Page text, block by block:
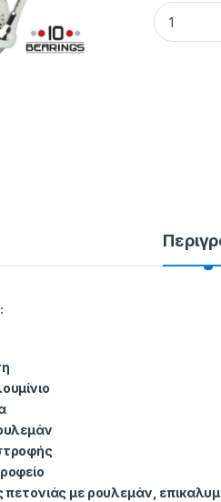
TINY Z -
με ρουλεμάν,